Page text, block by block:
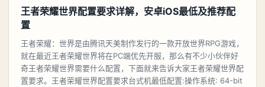
王者荣耀世界配置要求详解，安卓iOS最低及推荐配
置
王者荣耀：世界是由腾讯天美制作发行的一款开放世界RPG游戏，
就在最近王者荣耀世界将在PC端优先开服，那么有不少小伙伴好
奇王者荣耀世界需要什么配置，下面就来告诉大家王者荣耀世界配
置要求。王者荣耀世界配置要求台式机最低配置:操作系统: 64-bit